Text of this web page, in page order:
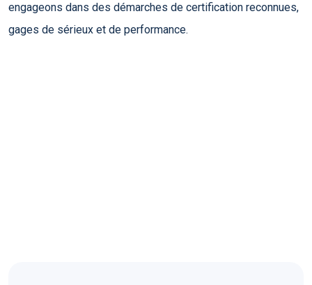
engageons dans des démarches de certification reconnues,
gages de sérieux et de performance.